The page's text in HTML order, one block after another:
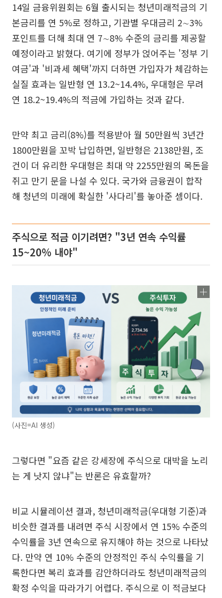
14일 금융위원회는 6월 출시되는 청년미래적금의 기
본금리를 연 5%로 정하고, 기관별 우대금리 2∼3%
포인트를 더해 최대 연 7∼8% 수준의 금리를 제공할
예정이라고 밝혔다. 여기에 정부가 얹어주는 '정부 기
여금'과 '비과세 혜택'까지 더하면 가입자가 체감하는
실질 효과는 일반형 연 13.2~14.4%, 우대형은 무려
연 18.2~19.4%의 적금에 가입하는 것과 같다.
만약 최고 금리(8%)를 적용받아 월 50만원씩 3년간
1800만원을 꼬박 납입하면, 일반형은 2138만원, 조
건이 더 유리한 우대형은 최대 약 2255만원의 목돈을
쥐고 만기 문을 나설 수 있다. 국가와 금융권이 합작
해 청년의 미래에 확실한 '사다리'를 놓아준 셈이다.
주식으로 적금 이기려면? "3년 연속 수익률
15~20% 내야"
(사진=AI 생성)
그렇다면 "요즘 같은 강세장에 주식으로 대박을 노리
는 게 낫지 않냐"는 반론은 유효할까?
비교 시뮬레이션 결과, 청년미래적금(우대형 기준)과
비슷한 결과를 내려면 주식 시장에서 연 15% 수준의
수익률을 3년 연속으로 유지해야 하는 것으로 나타났
다. 만약 연 10% 수준의 안정적인 주식 수익률을 기
록한다면 복리 효과를 감안하더라도 청년미래적금의
확정 수익을 따라가기 어렵다. 주식으로 이 적금보다